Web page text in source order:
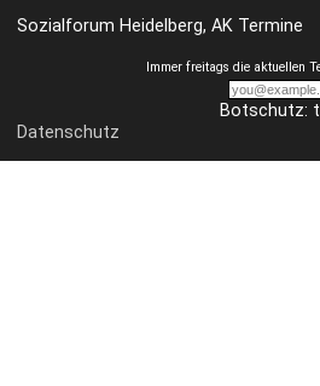
Sozialforum Heidelberg, AK Termine
Datenschutz
Immer freitags die aktuellen
Botschutz: